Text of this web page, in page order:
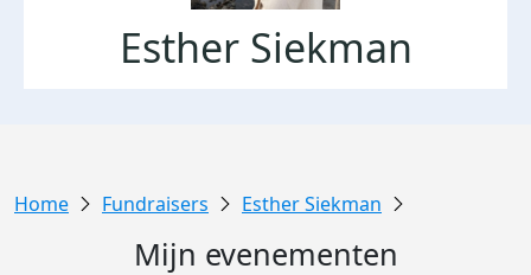
Esther Siekman
Fundraisers Esther Siekman
Mijn evenementen